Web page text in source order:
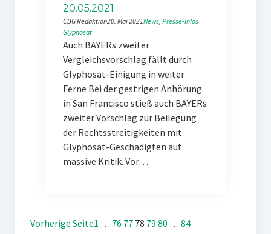
20.05.2021
CBG Redaktion20. Mai 2021News, Presse-Infos
Glyphosat
Auch BAYERs zweiter
Vergleichsvorschlag fällt durch
Glyphosat-Einigung in weiter
Ferne Bei der gestrigen Anhörung
in San Francisco stieß auch BAYERs
zweiter Vorschlag zur Beilegung
der Rechtsstreitigkeiten mit
Glyphosat-Geschädigten auf
massive Kritik. Vor…
Vorherige Seite1 … 76 77 78 79 80 … 84